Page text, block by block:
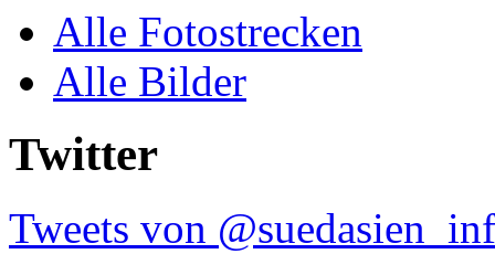
Alle Fotostrecken
Alle Bilder
Twitter
Tweets von